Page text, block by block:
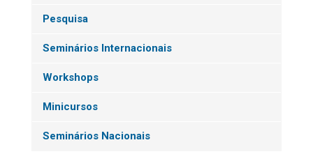
Pesquisa
Seminários Internacionais
Workshops
Minicursos
Seminários Nacionais